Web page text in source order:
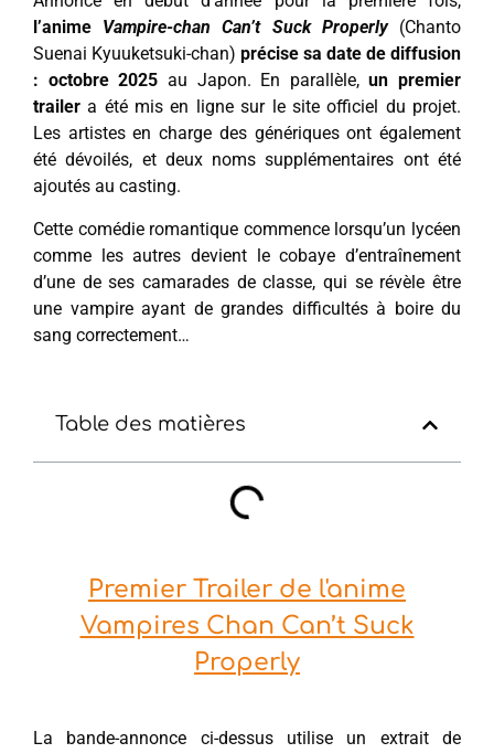
l’anime Vampire-chan Can’t Suck Properly(Chanto
Suenai Kyuuketsuki-chan) précise sa date de diffusion
: octobre 2025 au Japon. En parallèle,un premier
trailer a été mis en ligne sur le site officiel du projet.
Les artistes en charge des génériques ont également
été dévoilés, et deux noms supplémentaires ont été
ajoutés au casting.
Cette comédie romantique commence lorsqu’un lycéen
comme les autres devient le cobaye d’entraînement
d’une de ses camarades de classe, qui se révèle être
une vampire ayant de grandes difficultés à boire du
sang correctement…
Table des matières
Premier Trailer de l'anime
Vampires Chan Can’t Suck
Properly
La bande-annonce ci-dessus utilise un extrait de